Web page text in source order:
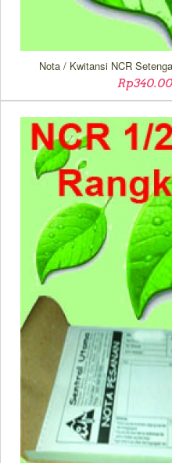
Nota / Kwitansi NCR